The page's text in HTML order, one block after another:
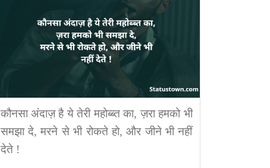
कौनसा अंदाज़ है ये तेरी महोब्ब्त का, ज़रा हमको भी
समझा दे, मरने से भी रोकते हो, और जीने भी नहीं
देते !